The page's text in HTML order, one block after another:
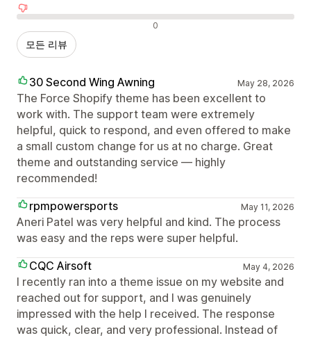
0
모든 리뷰
30 Second Wing Awning May 28, 2026
The Force Shopify theme has been excellent to
work with. The support team were extremely
helpful, quick to respond, and even offered to make
a small custom change for us at no charge. Great
theme and outstanding service — highly
recommended!
rpmpowersports
May 11, 2026
Aneri Patel was very helpful and kind. The process
was easy and the reps were super helpful.
CQC Airsoft
May 4, 2026
I recently ran into a theme issue on my website and
reached out for support, and I was genuinely
impressed with the help I received. The response
was quick, clear, and very professional. Instead of